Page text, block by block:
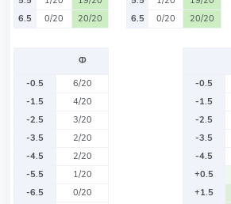
6.5
0/20 20/20
6.5
0/20 20/20
Ф
-0.5
6/20
-1.5
4/20
-2.5
3/20
-3.5
2/20
-4.5
2/20
-5.5
1/20
-6.5
0/20
-0.5
-1.5
-2.5
-3.5
-4.5
+0.5
+1.5